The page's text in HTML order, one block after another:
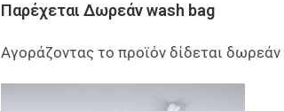
Παρέχεται Δωρεάν wash bag
Αγοράζοντας το προϊόν δίδεται